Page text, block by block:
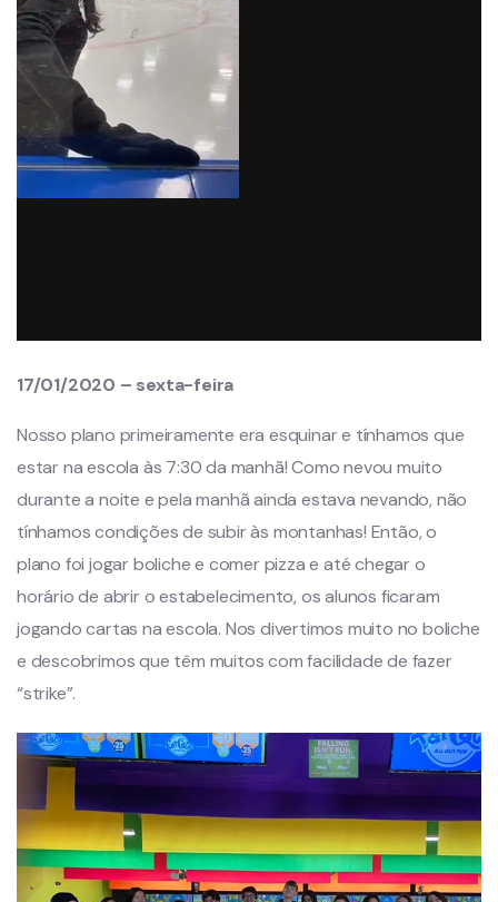
17/01/2020 – sexta-feira
Nosso plano primeiramente era esquinar e tínhamos que
estar na escola às 7:30 da manhã! Como nevou muito
durante a noite e pela manhã ainda estava nevando, não
tínhamos condições de subir às montanhas! Então, o
plano foi jogar boliche e comer pizza e até chegar o
horário de abrir o estabelecimento, os alunos ficaram
jogando cartas na escola. Nos divertimos muito no boliche
e descobrimos que têm muitos com facilidade de fazer
“strike”.